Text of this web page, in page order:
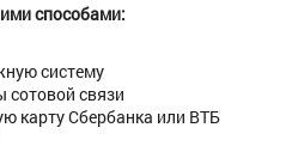
способами:
систему
сотовой связи
карту Сбербанка или ВТБ